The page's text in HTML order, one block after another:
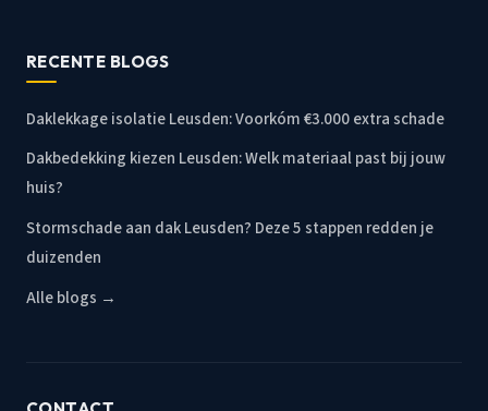
RECENTE BLOGS
Daklekkage isolatie Leusden: Voorkóm €3.000 extra schade
Dakbedekking kiezen Leusden: Welk materiaal past bij jouw
huis?
Stormschade aan dak Leusden? Deze 5 stappen redden je
duizenden
Alle blogs →